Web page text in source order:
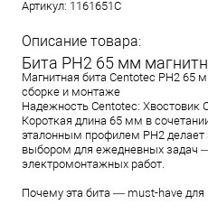
Артикул: 1161651C
Описание товара:
Бита PH2 65 мм
Магнитная бита Centotec PH2
сборке и монтаже
Надежность Centotec: Хвостовик
Короткая длина 65 мм в
эталонным профилем PH2 делает
выбором для ежедневных задач
электромонтажных работ.
Почему эта бита — must-have для